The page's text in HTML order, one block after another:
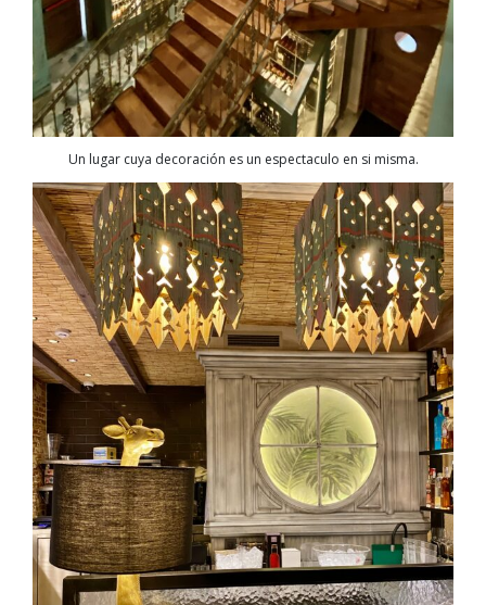
Un lugar cuya decoración es un espectaculo en si misma.